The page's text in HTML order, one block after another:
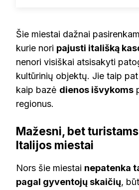
Šie miestai dažnai
kurie nori pajusti itališką
nenori visiškai atsisakyti
kultūrinių objektų. Jie taip
kaip bazė dienos išvykoms
regionus.
Mažesni, bet
Italijos miestai
Nors šie miestai nepatenka
pagal gyventojų skaičių,